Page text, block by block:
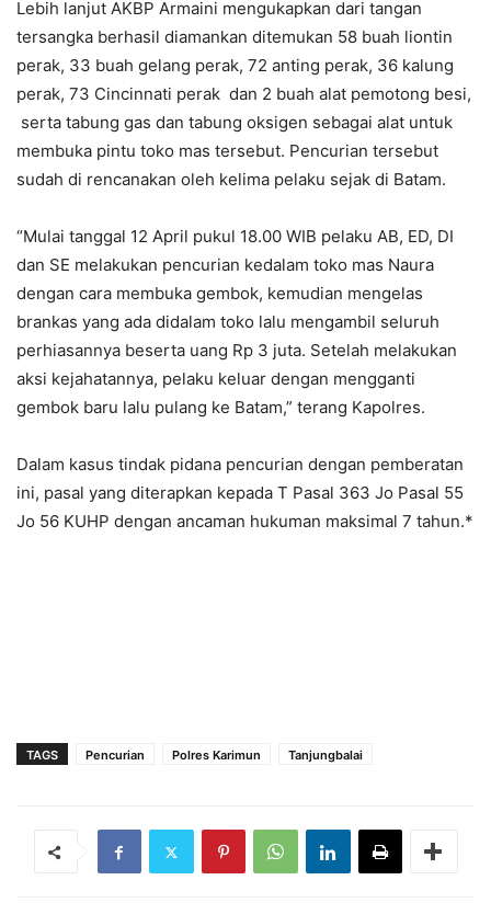
Lebih lanjut AKBP Armaini mengukapkan dari tangan
tersangka berhasil diamankan ditemukan 58 buah liontin
perak, 33 buah gelang perak, 72 anting perak, 36 kalung
perak, 73 Cincinnati​ perak dan 2 buah alat pemotong besi,
serta tabung gas dan tabung oksigen sebagai alat untuk
membuka pintu toko mas tersebut. Pencurian tersebut
sudah di rencanakan oleh kelima pelaku sejak di Batam.
“Mulai tanggal 12 April pukul 18.00 WIB pelaku AB, ED, DI
dan SE melakukan pencurian kedalam toko mas Naura
dengan cara membuka gembok, kemudian mengelas
brankas yang ada didalam toko lalu mengambil seluruh
perhiasannya beserta uang Rp 3 juta. Setelah melakukan
aksi kejahatannya, pelaku keluar dengan mengganti
gembok baru lalu pulang ke Batam,” terang Kapolres.
Dalam kasus tindak pidana pencurian dengan pemberatan
ini, pasal yang diterapkan kepada T Pasal 363 Jo Pasal 55
Jo 56 KUHP dengan ancaman hukuman maksimal 7 tahun.*
TAGS Pencurian Polres Karimun Tanjungbalai